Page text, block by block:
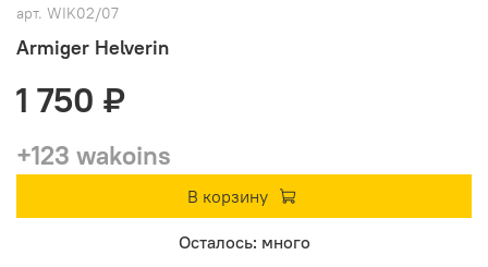
арт. WIK02/07
Armiger Helverin
1 750 ₽
+123 wakoins
В корзину
Осталось: много